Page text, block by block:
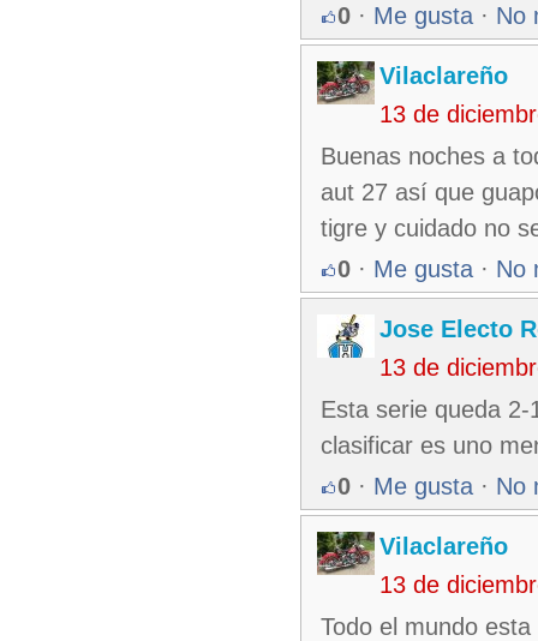
0 · Me gusta · No
Vilaclareño
13 de
Buenas noches a
aut 27 así que
tigre y cuidado no
0 · Me gusta · No
Jose Electo
13 de
Esta serie queda
clasificar es uno
0 · Me gusta · No
Vilaclareño
13 de
Todo el mundo